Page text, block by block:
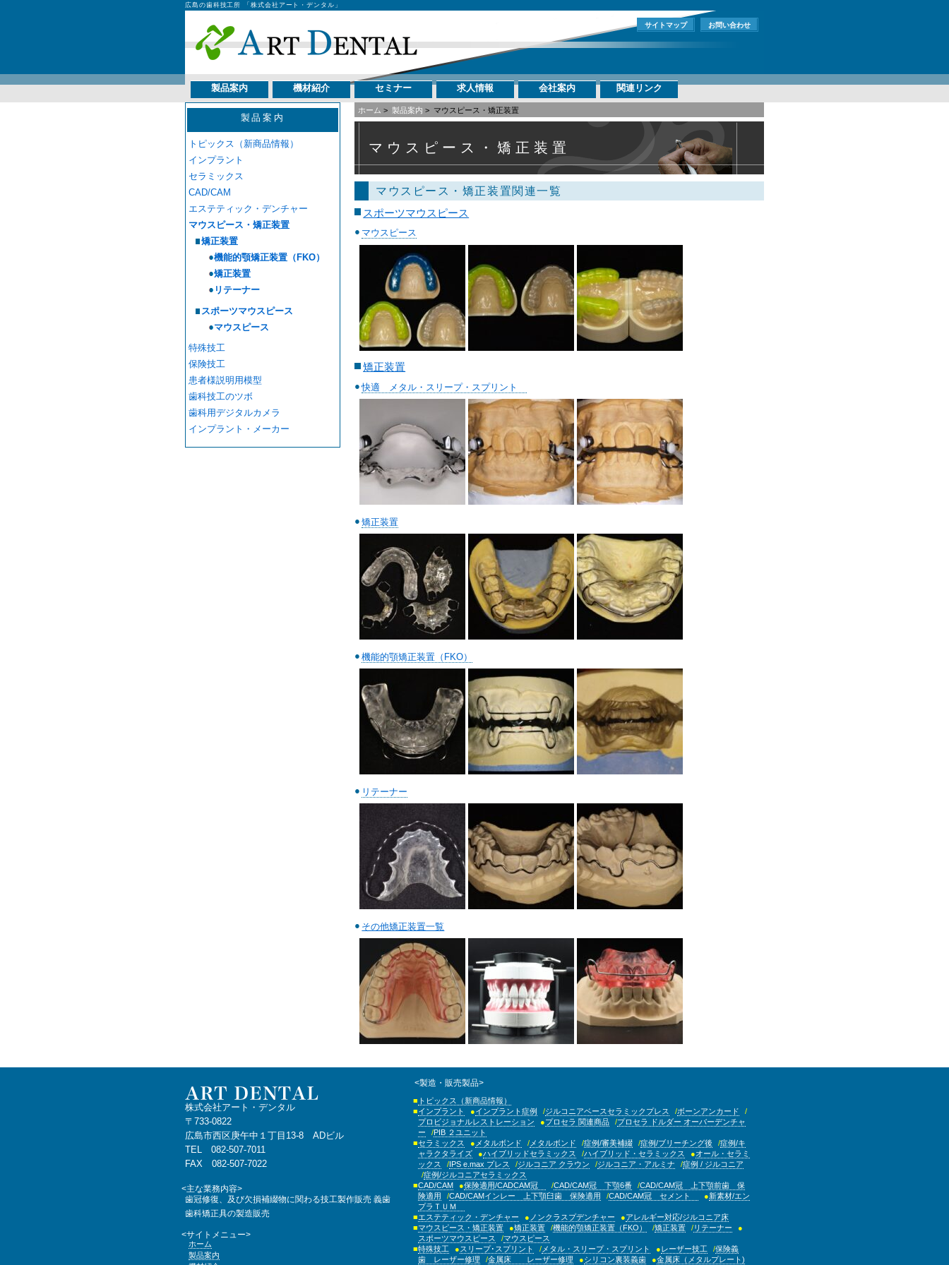
広島の歯科技工所 「株式会社アート・デンタル」
サイトマップ お問い合わせ
製品案内 機材紹介 セミナー 求人情報 会社案内 関連リンク
ホーム > 製品案内 > マウスピース・矯正装置
マウスピース・矯正装置
マウスピース・矯正装置関連一覧
スポーツマウスピース
マウスピース
矯正装置
快適 メタル・スリープ・スプリント
矯正装置
機能的顎矯正装置（FKO）
リテーナー
その他矯正装置一覧
製品案内
トピックス（新商品情報）
インプラント
セラミックス
CAD/CAM
エステティック・デンチャー
マウスピース・矯正装置
矯正装置
機能的顎矯正装置（FKO）
矯正装置
リテーナー
スポーツマウスピース
マウスピース
特殊技工
保険技工
患者様説明用模型
歯科技工のツボ
歯科用デジタルカメラ
インプラント・メーカー
株式会社アート・デンタル
〒733-0822
広島市西区庚午中１丁目13-8 ADビル
TEL 082-507-7011
FAX 082-507-7022
<主な業務内容>
歯冠修復、及び欠損補綴物に関わる技工製作販売 義歯
歯科矯正具の製造販売
<サイトメニュー>
ホーム
製品案内
<製造・販売製品>
トピックス（新商品情報）
インプラント
インプラント症例 ジルコニアベースセラミックプレス
ボーンアンカード
プロビジョナルレストレーション
プロセラ 関連商品
プロセラ ドルダー オーバーデンチャ
ー
PIB ２ユニット
セラミックス
メタルボンド メタルボンド 症例/審美補綴 症例/ブリーチング後
症例/キ
ャラクタライズ
ハイブリッドセラミックス ハイブリッド・セラミックス
オール・セラミ
ックス
IPS e.max プレス ジルコニア クラウン ジルコニア・アルミナ
症例 / ジルコニア
症例/ジルコニアセラミックス
CAD/CAM
保険適用/CADCAM冠 CAD/CAM冠 下顎6番
CAD/CAM冠 上下顎前歯 保
険適用
CAD/CAMインレー 上下顎臼歯 保険適用 CAD/CAM冠 セメント
新素材/エン
プラＴＵＭ
エステティック・デンチャー
ノンクラスプデンチャー
アレルギー対応/ジルコニア床
マウスピース・矯正装置
矯正装置 機能的顎矯正装置（FKO） 矯正装置
リテーナー
スポーツマウスピース
マウスピース
特殊技工
スリープ･スプリント メタル・スリープ・スプリント レーザー技工
保険義
歯 レーザー修理
金属床 レーザー修理 シリコン裏装義歯 金属床（メタルプレート)